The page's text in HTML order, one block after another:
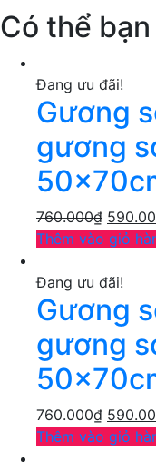
Có thể
Đang ưu đãi!
Gương
gương
760.000₫
Thêm vào giỏ
Đang ưu đãi!
Gương
gương
760.000₫
Thêm vào giỏ